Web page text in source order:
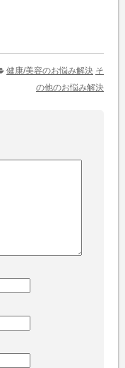
健康/美容のお悩み解決 そ
の他のお悩み解決